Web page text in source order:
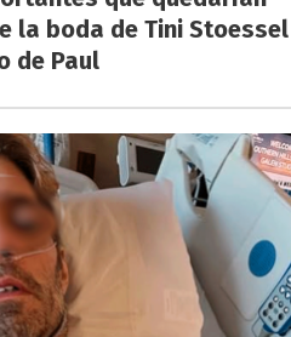
la boda de Tini Stoessel
de Paul